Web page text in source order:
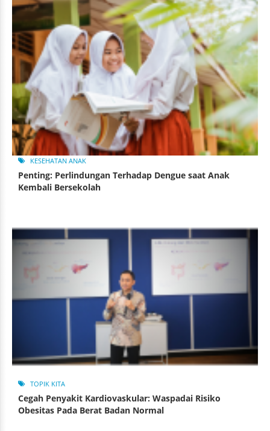
KESEHATAN ANAK
Penting: Perlindungan Terhadap Dengue saat Anak
Kembali Bersekolah
TOPIK KITA
Cegah Penyakit Kardiovaskular: Waspadai Risiko
Obesitas Pada Berat Badan Normal